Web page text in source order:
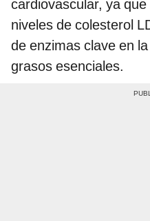
cardiovascular, ya
niveles de colesterol
de enzimas clave en
grasos esenciales.